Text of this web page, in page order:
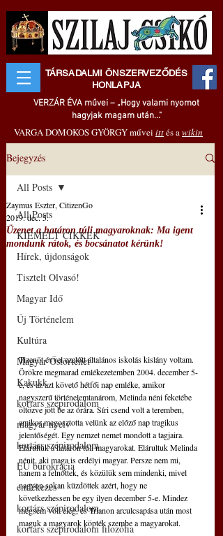
TÁRSADALMI ÖNSZERVEZŐDÉS
HONLAPJA
VERZÁR ÉVA művei – „Hogy valami nyomot
hagyjak magam után..."
VARGA DOMOKOS GYÖRGY művei ittés awikin
Bejegyzés
All Posts
KIEMELT CIKKEK
Hírek, újdonságok
Tisztelt Olvasó!
Magyar Idő
Új Történelem
Kultúra
Magyar Őstörténet
Kakukk
kortárs szépirodalom
magyar nyelv
kortárs szépirodalom
EU bürokrácia
emlékezés
kortárs szépirodalom
kortárs szépirodalom filozófia
All Posts
Üzenet a határon túli magyaroknak: Ma igent
mondunk rátok, és bocsánatot kérünk!
Zaymus Eszter, CitizenGo
2019. dec. 5.
Tizenöt évvel ezelőtt általános iskolás kislány voltam.
Örökre megmarad emlékezetemben 2004. december 5-
e, és az azt követő hétfői nap emléke, amikor
nagyszerű történelemtanárom, Melinda néni feketébe
öltözve jött be az órára. Síri csend volt a teremben,
amikor megosztotta velünk az előző nap tragikus
jelentőségét. Egy nemzet nemet mondott a tagjaira.
Elárultuk a határon túli magyarokat. Elárultuk Melinda
nénit, aki maga is erdélyi magyar. Persze nem mi,
hanem a felnőttek, és közülük sem mindenki, mivel
nagyon sokan küzdöttek azért, hogy ne
következhessen be egy ilyen december 5-e. Mindez
mégsem volt elég, és Trianon arculcsapása után most
maguk a magyarok köpték szembe a magyarokat.